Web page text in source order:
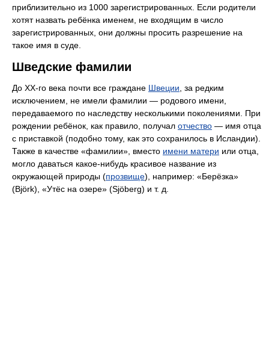
приблизительно из 1000 зарегистрированных. Если родители
хотят назвать ребёнка именем, не входящим в число
зарегистрированных, они должны просить разрешение на
такое имя в суде.
Шведские фамилии
До XX-го века почти все граждане Швеции , за редким
исключением, не имели фамилии — родового имени,
передаваемого по наследству несколькими поколениями. При
рождении ребёнок, как правило, получал отчество — имя отца
с приставкой (подобно тому, как это сохранилось в Исландии).
Также в качестве «фамилии», вместо имени матери или отца,
могло даваться какое-нибудь красивое название из
окружающей природы (прозвище), например: «Берёзка»
(Björk), «Утёс на озере» (Sjöberg) и т. д.